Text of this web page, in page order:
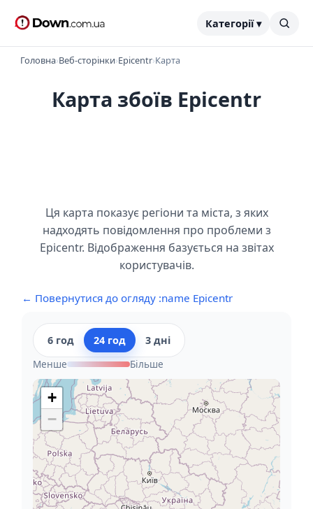
Категорії ▾
Головна›Веб-сторінки›Epicentr›Карта
Карта збоїв Epicentr
Ця карта показує регіони та міста, з яких
надходять повідомлення про проблеми з
Epicentr. Відображення базується на звітах
користувачів.
← Повернутися до огляду :name Epicentr
6 год 24 год
3 дні
Менше
Більше
+
−